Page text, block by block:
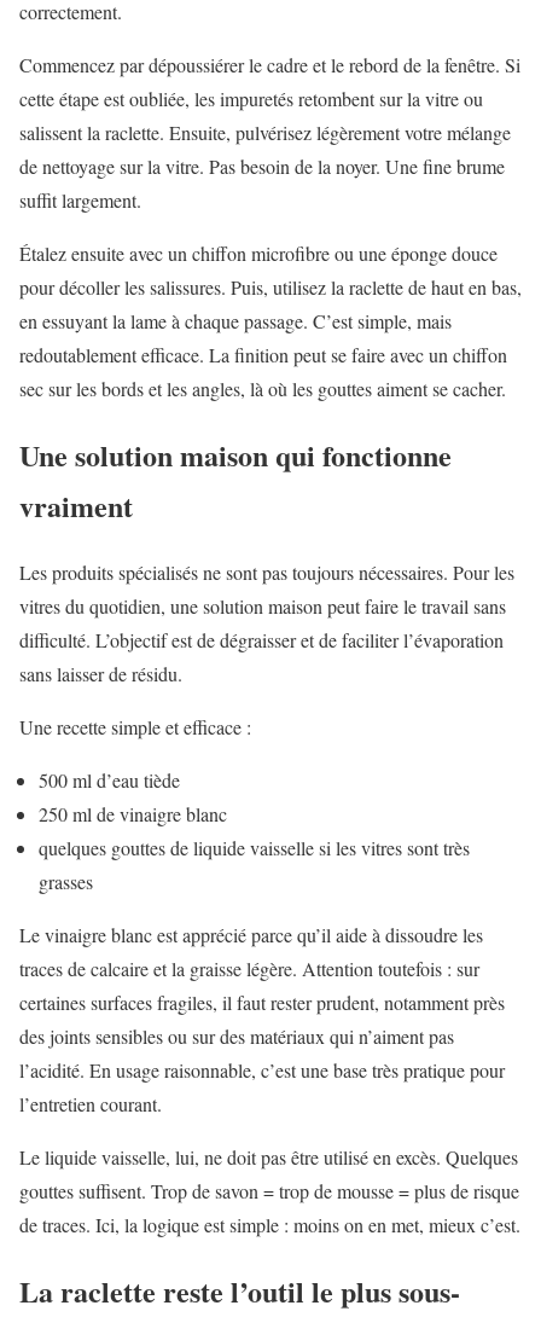
correctement.
Commencez par dépoussiérer le cadre et le rebord de la fenêtre. Si
cette étape est oubliée, les impuretés retombent sur la vitre ou
salissent la raclette. Ensuite, pulvérisez légèrement votre mélange
de nettoyage sur la vitre. Pas besoin de la noyer. Une fine brume
suffit largement.
Étalez ensuite avec un chiffon microfibre ou une éponge douce
pour décoller les salissures. Puis, utilisez la raclette de haut en bas,
en essuyant la lame à chaque passage. C’est simple, mais
redoutablement efficace. La finition peut se faire avec un chiffon
sec sur les bords et les angles, là où les gouttes aiment se cacher.
Une solution maison qui fonctionne
vraiment
Les produits spécialisés ne sont pas toujours nécessaires. Pour les
vitres du quotidien, une solution maison peut faire le travail sans
difficulté. L’objectif est de dégraisser et de faciliter l’évaporation
sans laisser de résidu.
Une recette simple et efficace :
500 ml d’eau tiède
250 ml de vinaigre blanc
quelques gouttes de liquide vaisselle si les vitres sont très
grasses
Le vinaigre blanc est apprécié parce qu’il aide à dissoudre les
traces de calcaire et la graisse légère. Attention toutefois : sur
certaines surfaces fragiles, il faut rester prudent, notamment près
des joints sensibles ou sur des matériaux qui n’aiment pas
l’acidité. En usage raisonnable, c’est une base très pratique pour
l’entretien courant.
Le liquide vaisselle, lui, ne doit pas être utilisé en excès. Quelques
gouttes suffisent. Trop de savon = trop de mousse = plus de risque
de traces. Ici, la logique est simple : moins on en met, mieux c’est.
La raclette reste l’outil le plus sous-